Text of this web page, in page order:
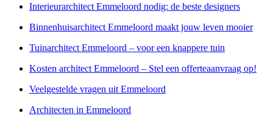
Interieurarchitect Emmeloord nodig: de beste designers
Binnenhuisarchitect Emmeloord maakt jouw leven mooier
Tuinarchitect Emmeloord – voor een knappere tuin
Kosten architect Emmeloord – Stel een offerteaanvraag op!
Veelgestelde vragen uit Emmeloord
Architecten in Emmeloord